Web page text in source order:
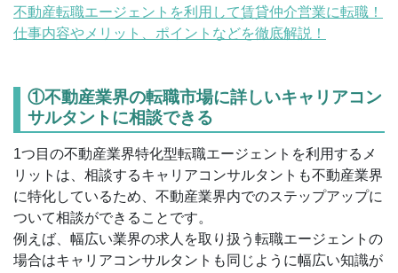
不動産転職エージェントを利用して賃貸仲介営業に転職！
仕事内容やメリット、ポイントなどを徹底解説！
①不動産業界の転職市場に詳しいキャリアコン
サルタントに相談できる
1つ目の不動産業界特化型転職エージェントを利用するメ
リットは、相談するキャリアコンサルタントも不動産業界
に特化しているため、不動産業界内でのステップアップに
ついて相談ができることです。
例えば、幅広い業界の求人を取り扱う転職エージェントの
場合はキャリアコンサルタントも同じように幅広い知識が